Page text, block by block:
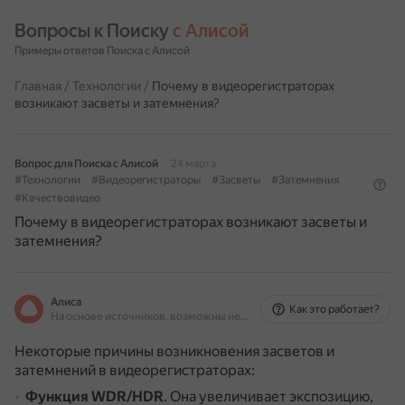
Вопросы к Поиску с Алисой
Примеры ответов Поиска с Алисой
Главная / Технологии / Почему в видеорегистраторах
возникают засветы и затемнения?
Вопрос для Поиска с Алисой
24 марта
#Технологии
#Видеорегистраторы #Засветы
#Затемнения
#Качествовидео
Почему в видеорегистраторах возникают засветы и
затемнения?
Алиса
На основе источников, возможны неточности
Как это работает?
Некоторые причины возникновения засветов и
затемнений в видеорегистраторах:
Функция WDR/HDR. Она увеличивает экспозицию,